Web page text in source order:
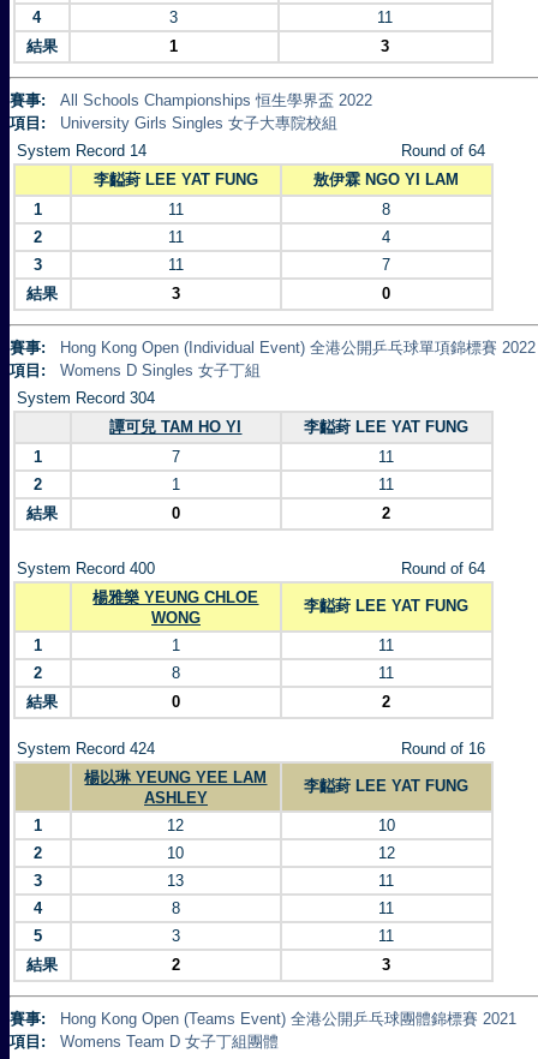
4
3
11
結果
1 3
賽事:
All Schools Championships 恒生學界盃 2022
項目:
University Girls Singles 女子大專院校組
System Record 14
Round of 64
李齸葑 LEE YAT FUNG
敖伊霖 NGO YI LAM
1
11
8
2
11
4
3
11
7
結果
3 0
賽事:
Hong Kong Open (Individual Event) 全港公開乒乓球單項錦標賽 2022
項目:
Womens D Singles 女子丁組
System Record 304
譚可兒 TAM HO YI
李齸葑 LEE YAT FUNG
1
7
11
2
1
11
結果
0 2
System Record 400
Round of 64
楊雅樂 YEUNG CHLOE
WONG
李齸葑 LEE YAT FUNG
1 1
11
2
8
11
結果
0 2
System Record 424
Round of 16
楊以琳 YEUNG YEE LAM
ASHLEY
李齸葑 LEE YAT FUNG
1 12
10
2
10
12
3
13
11
4
8
11
5
3
11
結果
2 3
賽事:
Hong Kong Open (Teams Event) 全港公開乒乓球團體錦標賽 2021
項目:
Womens Team D 女子丁組團體